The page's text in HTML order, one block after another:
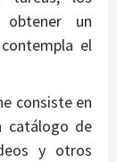
un
el
consiste en
catálogo de
y otros